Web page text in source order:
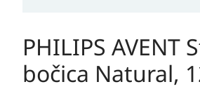
PHILIPS AVENT
bočica Natural,